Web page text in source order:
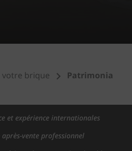
votre brique
Patrimonia
et expérience internationales
après-vente professionnel